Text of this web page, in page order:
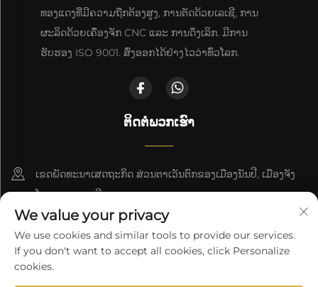
ທອງແດງທີ່ມີຄວາມຖືກຕ້ອງສູງ, ການຕັດດ້ວຍເລເຊີ, ການ
ຜະລິດດ້ວຍເຄື່ອງຈັກ CNC ແລະ ການດຶງເລິກ. ມີການ
ຮັບຮອງ ISO 9001. ສົ່ງອອກໄດ້ຢ່າງໄວວ່າທົ່ວໂລກ.
ຕິດຕໍ່ພວກເຮົາ
ເຂດພັດທະນາເສດຖະກິດ ສ່ວນຕາເວັນຕົກຂອງເມືອງນັນປີ, ເມືອງຈັງ
ໂຈວ, ແຂວງເຫຫີ
+86-18617745678
[email protected]
We value your privacy
We use cookies and similar tools to provide our services.
If you don't want to accept all cookies, click Personalize
cookies.